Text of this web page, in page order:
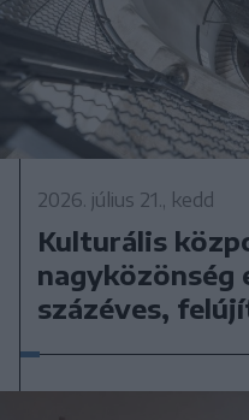
2026. július 21., kedd
Kulturális
százéves,